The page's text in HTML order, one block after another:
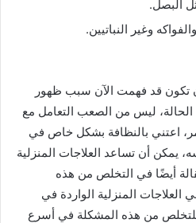
البصل.
وغير النباتيين.
تكون قد فهمت الآن سبب ظهور
ليس من الصعب التعامل مع
اعتني بالنظافة بشكل خاص في
يمكن أن تساعد العلاجات المنزلية
أيضًا في التخلص من هذه
العلاجات المنزلية الواردة في
للتخلص من هذه المشكلة في أسرع